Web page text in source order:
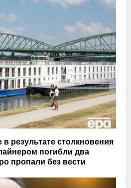
результате столкновения
погибли два
пропали без вести